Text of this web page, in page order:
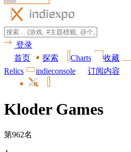
登录
首页
探索 Charts 收藏
Relics
indieconsole 订阅内容
Kloder Games
第962名